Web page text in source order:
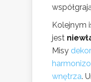
Kolejnym
jest
Misy
wnętrza.